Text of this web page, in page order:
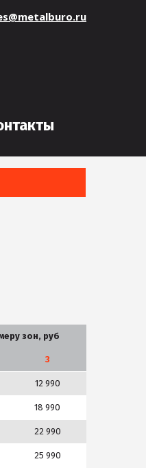
зон, руб
3
12 990
18 990
22 990
25 990